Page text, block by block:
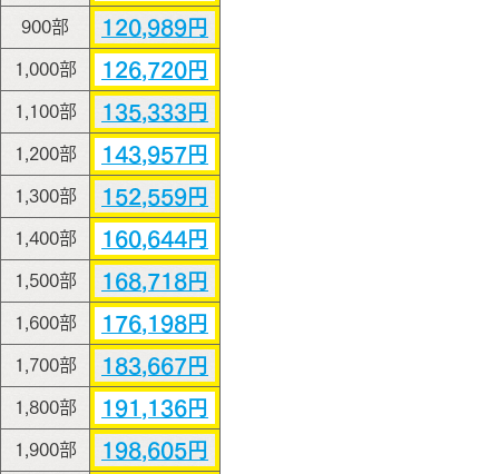
900部 120,989円
1,000部 126,720円
1,100部 135,333円
1,200部 143,957円
1,300部 152,559円
1,400部 160,644円
1,500部 168,718円
1,600部 176,198円
1,700部 183,667円
1,800部 191,136円
1,900部 198,605円